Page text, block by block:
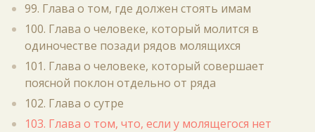
99. Глава о том, где должен стоять имам
100. Глава о человеке, который молится в
одиночестве позади рядов молящихся
101. Глава о человеке, который совершает
поясной поклон отдельно от ряда
102. Глава о сутре
103. Глава о том, что, если у молящегося нет